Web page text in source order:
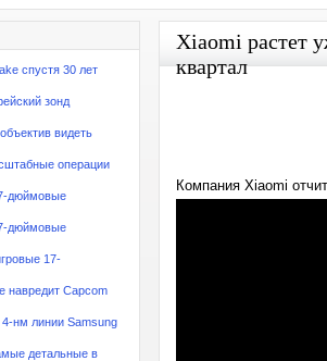
спустя 30 лет
зонд
видеть
операции
дюймовые
дюймовые
17-
навредит Capcom
4-нм линии Samsung
детальные в
Xiaomi растет
квартал
Компания Xiaomi